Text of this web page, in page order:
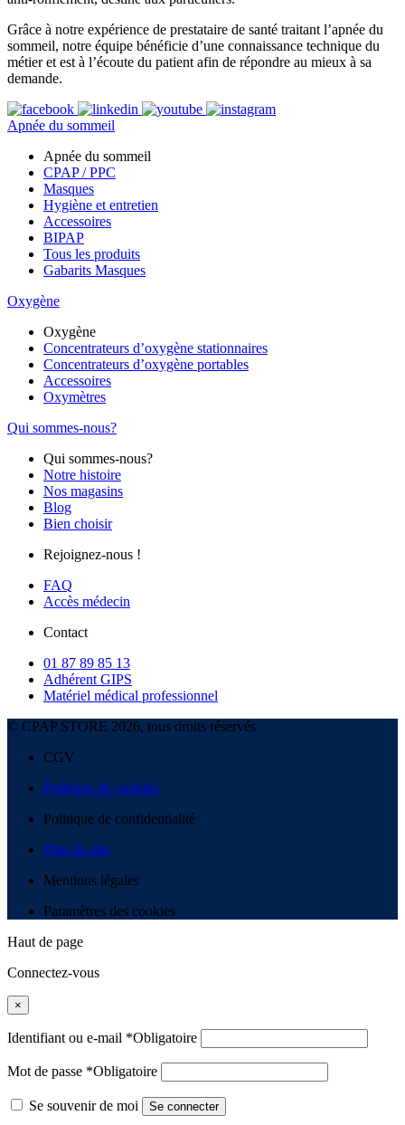
Grâce à notre expérience de prestataire de santé traitant l’apnée du
sommeil, notre équipe bénéficie d’une connaissance technique du
métier et est à l’écoute du patient afin de répondre au mieux à sa
demande.
Apnée du sommeil
Apnée du sommeil
CPAP / PPC
Masques
Hygiène et entretien
Accessoires
BIPAP
Tous les produits
Gabarits Masques
Oxygène
Oxygène
Concentrateurs d’oxygène stationnaires
Concentrateurs d’oxygène portables
Accessoires
Oxymètres
Qui sommes-nous?
Qui sommes-nous?
Notre histoire
Nos magasins
Blog
Bien choisir
Rejoignez-nous !
FAQ
Accès médecin
Contact
01 87 89 85 13
Adhérent GIPS
Matériel médical professionnel
© CPAP STORE 2026, tous droits réservés
CGV
Politique de cookies
Politique de confidentialité
Plan du site
Mentions légales
Paramètres des cookies
Haut de page
Connectez-vous
×
Identifiant ou e-mail *Obligatoire
Mot de passe *Obligatoire
Se souvenir de moi Se connecter